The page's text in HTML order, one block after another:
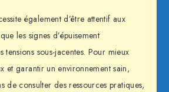
également d’être attentif aux
les signes d’épuisement
tensions sous-jacentes. Pour mieux
et garantir un environnement sain,
de consulter des ressources pratiques,